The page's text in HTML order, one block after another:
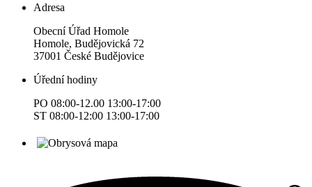
Adresa
Obecní Úřad Homole
Homole, Budějovická 72
37001 České Budějovice
Úřední hodiny
PO 08:00-12.00 13:00-17:00
ST 08:00-12:00 13:00-17:00